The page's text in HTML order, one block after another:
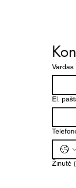
Vardas
El.
Žinutė